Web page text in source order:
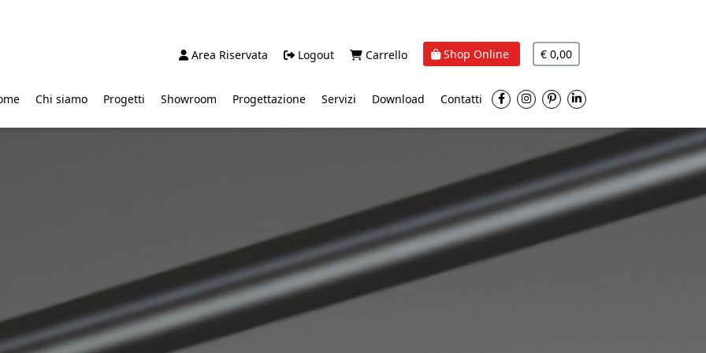
Area Riservata Logout Carrello Shop Online € 0,00
Chi siamo Progetti Showroom Progettazione Servizi Download Contatti